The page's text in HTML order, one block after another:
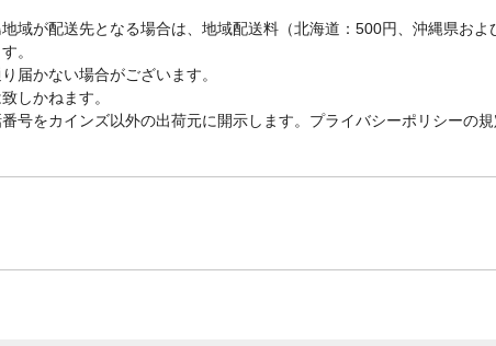
域が配送先となる場合は、地域配送料（北海道：500円、沖縄県お
。
届かない場合がございます。
しかねます。
号をカインズ以外の出荷元に開示します。プライバシーポリシーの規